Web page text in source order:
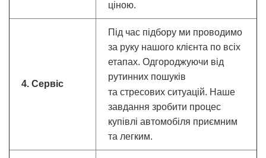
ціною.
4. Сервіс
Під час підбору ми проводимо
за руку нашого клієнта по всіх
етапах. Одгороджуючи від
рутинних пошуків
та стресових ситуацій. Наше
завдання зробити процес
купівлі автомобіля приємним
та легким.